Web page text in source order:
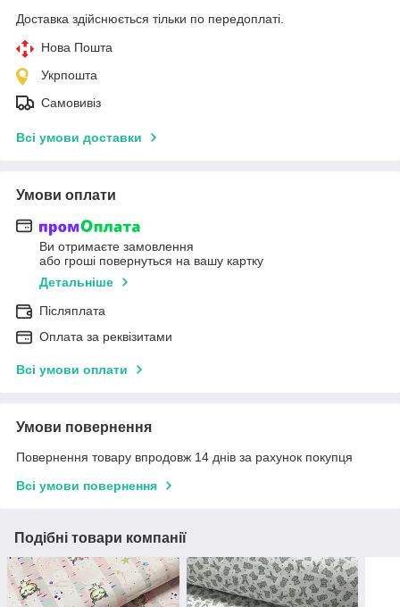
Доставка здійснюється тільки по передоплаті.
Нова Пошта
Укрпошта
Самовивіз
Всі умови доставки
Умови оплати
Ви отримаєте замовлення
або гроші повернуться на вашу картку
Детальніше
Післяплата
Оплата за реквізитами
Всі умови оплати
Умови повернення
Повернення товару впродовж 14 днів за рахунок покупця
Всі умови повернення
Подібні товари компанії